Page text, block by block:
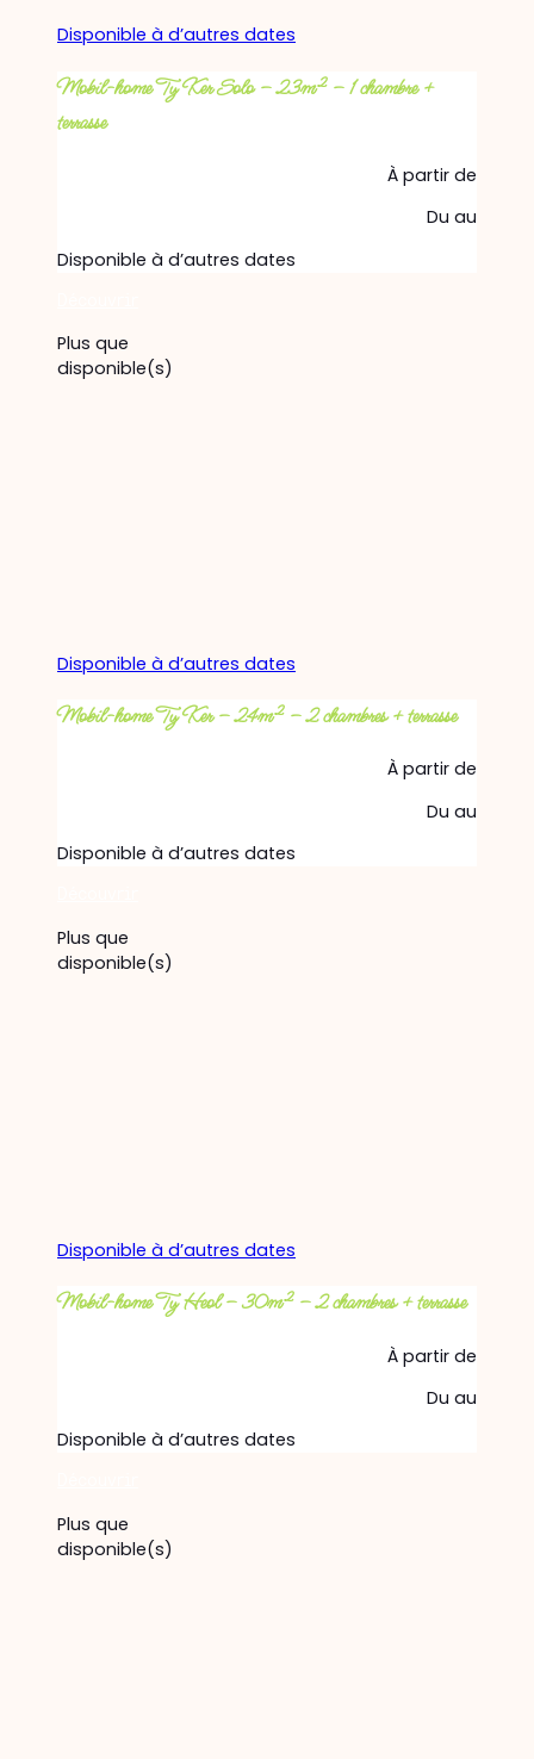
Disponible à d’autres dates
Mobil-home Ty Ker Solo – 23m² – 1 chambre +
terrasse
À partir de
Du au
Disponible à d’autres dates
Plus que
disponible(s)
Disponible à d’autres dates
Mobil-home Ty Ker – 24m² – 2 chambres + terrasse
À partir de
Du au
Disponible à d’autres dates
Plus que
disponible(s)
Disponible à d’autres dates
Mobil-home Ty Heol – 30m² – 2 chambres + terrasse
À partir de
Du au
Disponible à d’autres dates
Plus que
disponible(s)